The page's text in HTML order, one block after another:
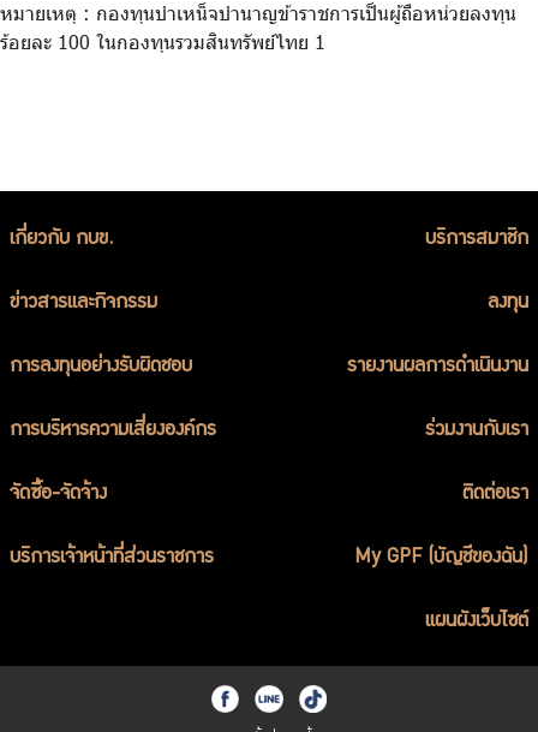
หมายเหตุ : กองทุนบำเหน็จบำนาญข้าราชการเป็นผู้ถือหน่วยลงทุน
ร้อยละ 100 ในกองทุนรวมสินทรัพย์ไทย 1
เกี่ยวกับ กบข. บริการสมาชิก
ข่าวสารและกิจกรรม ลงทุน
การลงทุนอย่างรับผิดชอบ รายงานผลการดำเนินงาน
การบริหารความเสี่ยงองค์กร ร่วมงานกับเรา
จัดซื้อ-จัดจ้าง ติดต่อเรา
บริการเจ้าหน้าที่ส่วนราชการ My GPF (บัญชีของฉัน)
แผนผังเว็บไซต์